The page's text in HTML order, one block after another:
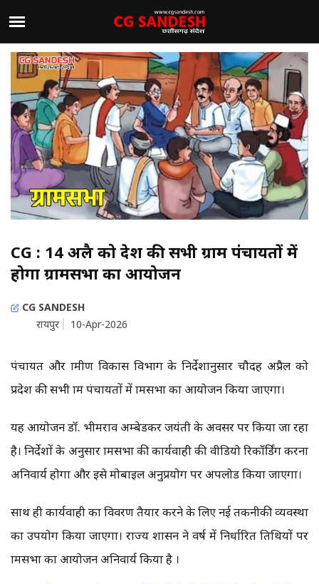
CG : 14 अप्रैल को प्रदेश की सभी ग्राम पंचायतों में
होगा ग्रामसभा का आयोजन
CG SANDESH
रायपुर
10-Apr-2026
पंचायत और ग्रामीण विकास विभाग के निर्देशानुसार चौदह अप्रैल को
प्रदेश की सभी ग्राम पंचायतों में ग्रामसभा का आयोजन किया जाएगा।
यह आयोजन डॉ. भीमराव अम्बेडकर जयंती के अवसर पर किया जा रहा
है। निर्देशों के अनुसार ग्रामसभा की कार्यवाही की वीडियो रिकॉर्डिंग करना
अनिवार्य होगा और इसे मोबाइल अनुप्रयोग पर अपलोड किया जाएगा।
साथ ही कार्यवाही का विवरण तैयार करने के लिए नई तकनीकी व्यवस्था
का उपयोग किया जाएगा। राज्य शासन ने वर्ष में निर्धारित तिथियों पर
ग्रामसभा का आयोजन अनिवार्य किया है ।